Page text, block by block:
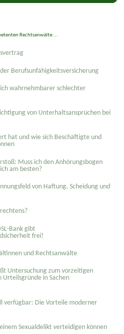
Rechtsanwälte ...
Berufsunfähigkeitsversicherung
wahrnehmbarer schlechter
von Unterhaltsansprüchen bei
hat und wie sich Beschäftigte und
Muss ich den Anhörungsbogen
am besten?
von Haftung, Scheidung und
Bank gibt
frei!
und Rechtsanwälte
Untersuchung zum vorzeitigen
in Sachen
verfügbar: Die Vorteile moderner
Sexual­delikt verteidigen können